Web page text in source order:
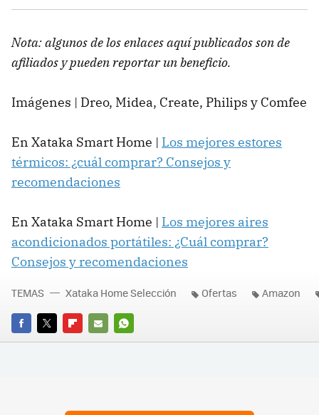
Nota: algunos de los enlaces aquí publicados son de
afiliados y pueden reportar un beneficio.
Imágenes | Dreo, Midea, Create, Philips y Comfee
En Xataka Smart Home | Los mejores estores
térmicos: ¿cuál comprar? Consejos y
recomendaciones
En Xataka Smart Home | Los mejores aires
acondicionados portátiles: ¿Cuál comprar?
Consejos y recomendaciones
FACEBOOK
TWITTERFLIPBOARD
E-
WHATSAPP
TEMAS Xataka Home Selección Ofertas Amazon